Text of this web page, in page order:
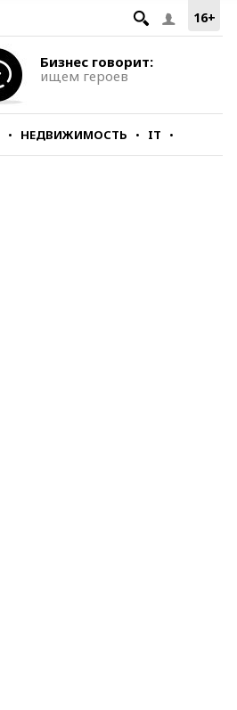
16+
Бизнес говорит:
ищем героев
НЕДВИЖИМОСТЬ IT